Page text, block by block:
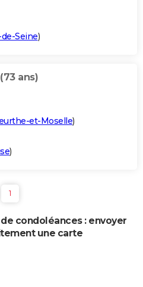
Seine)
(73 ans)
et-Moselle)
)
1
condoléances : envoyer
une carte